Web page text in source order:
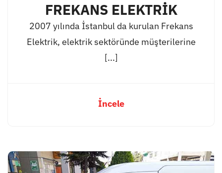
FREKANS ELEKTRİK
2007 yılında İstanbul da kurulan Frekans
Elektrik, elektrik sektöründe müşterilerine
[...]
İncele